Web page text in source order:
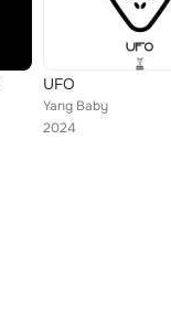
UFO
Yang Baby
2024